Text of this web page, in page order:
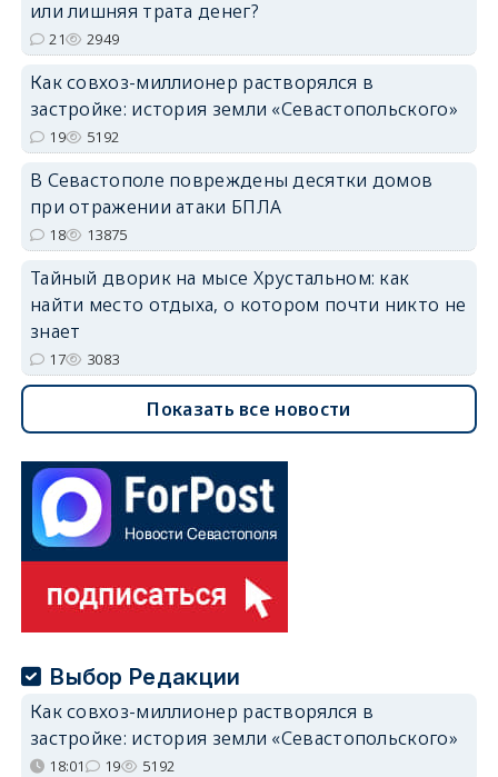
или лишняя трата денег?
21 2949
Как совхоз-миллионер растворялся в
застройке: история земли «Севастопольского»
19 5192
В Севастополе повреждены десятки домов
при отражении атаки БПЛА
18 13875
Тайный дворик на мысе Хрустальном: как
найти место отдыха, о котором почти никто не
знает
17 3083
Показать все новости
Выбор Редакции
Как совхоз-миллионер растворялся в
застройке: история земли «Севастопольского»
18:01 19 5192